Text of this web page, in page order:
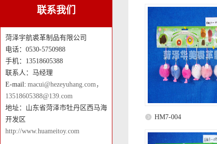
联系我们
菏泽宇航裘革制品有限公司
电话：0530-5750988
手机：13518605388
联系人：马经理
E-mail: macui@hezeyuhang.com，
13518605388@139.com
地址：山东省菏泽市牡丹区西马海
开发区
http://www.huameitoy.com
HM7-004